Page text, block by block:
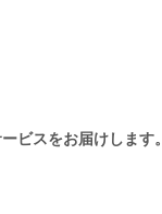
ビスをお届けします。